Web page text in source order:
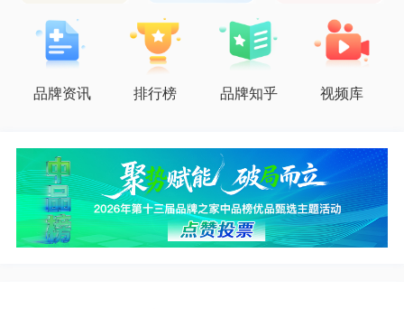
品牌资讯 排行榜 品牌知乎 视频库